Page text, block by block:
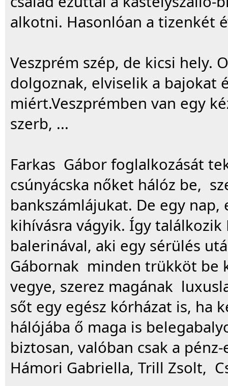
alkotni. Hasonlóan a tizenkét
Veszprém szép, de kicsi hely.
dolgoznak, elviselik a bajokat
miért.Veszprémben van egy
szerb, ...
Farkas Gábor foglalkozását
csúnyácska nőket hálóz be,
bankszámlájukat. De egy
kihívásra vágyik. Így
balerinával, aki egy sérülés
Gábornak minden trükköt be
vegye, szerez magának
sőt egy egész kórházat is, ha
hálójába ő maga is
biztosan, valóban csak a
Hámori Gabriella, Trill Zsolt,